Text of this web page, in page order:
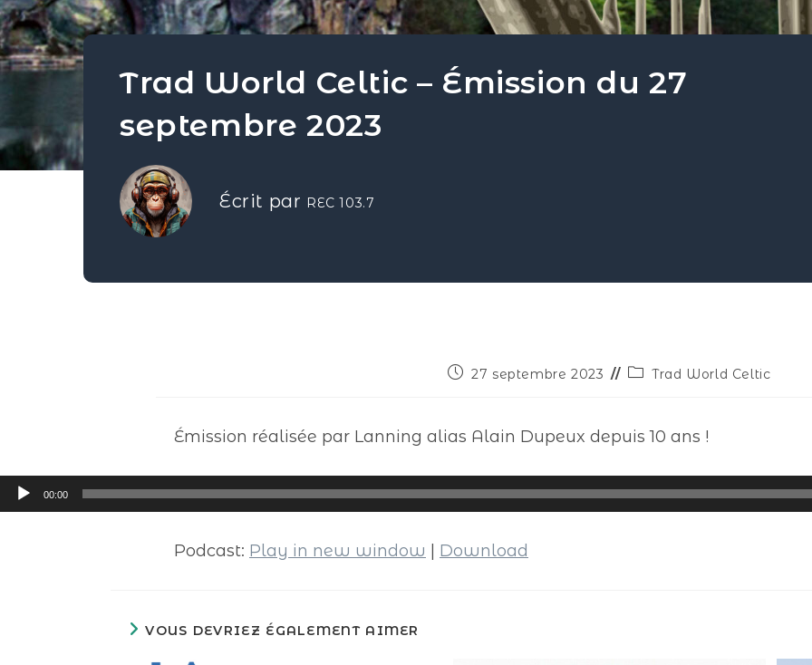
Trad World Celtic – Émission du 27
septembre 2023
Écrit par REC 103.7
27 septembre 2023 Trad World Celtic
Émission réalisée par Lanning alias Alain Dupeux depuis 10 ans !
Lecteur
audio
00:00
Podcast: Play in new window Download
VOUS DEVRIEZ ÉGALEMENT AIMER